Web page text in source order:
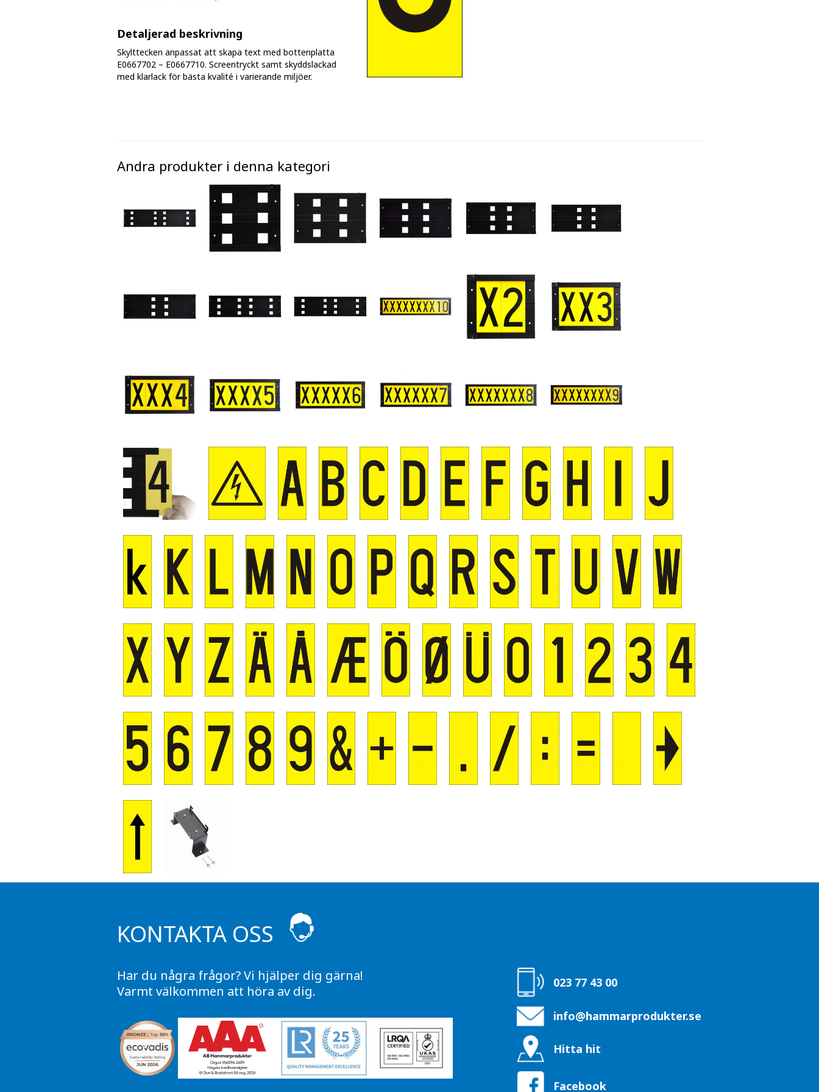
Golv - markeringar och tejp
Avspärrningsband och plastkätting
Detaljerad beskrivning
Skylttecken anpassat att skapa text med bottenplatta
E0667702 – E0667710. Screentryckt samt skyddslackad
med klarlack för bästa kvalité i varierande miljöer.
Andra produkter i denna kategori
KONTAKTA OSS
Har du några frågor? Vi hjälper dig gärna!
Varmt välkommen att höra av dig.
023 77 43 00
info@hammarprodukter.se
Hitta hit
Facebook